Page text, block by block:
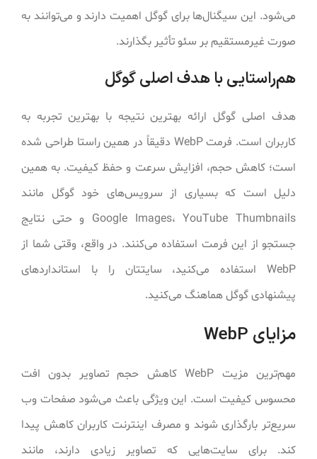
می‌شود. این سیگنال‌ها برای گوگل اهمیت دارند و می‌توانند به
صورت غیرمستقیم بر سئو تأثیر بگذارند.
هم‌راستایی با هدف اصلی گوگل
هدف اصلی گوگل ارائه بهترین نتیجه با بهترین تجربه به
کاربران است. فرمت WebP دقیقاً در همین راستا طراحی شده
است؛ کاهش حجم، افزایش سرعت و حفظ کیفیت. به همین
دلیل است که بسیاری از سرویس‌های خود گوگل مانند
Google Images، YouTube Thumbnails و حتی نتایج
جستجو از این فرمت استفاده می‌کنند. در واقع، وقتی شما از
WebP استفاده می‌کنید، سایتتان را با استانداردهای
پیشنهادی گوگل هماهنگ می‌کنید.
مزایای WebP
مهم‌ترین مزیت WebP کاهش حجم تصاویر بدون افت
محسوس کیفیت است. این ویژگی باعث می‌شود صفحات وب
سریع‌تر بارگذاری شوند و مصرف اینترنت کاربران کاهش پیدا
کند. برای سایت‌هایی که تصاویر زیادی دارند، مانند